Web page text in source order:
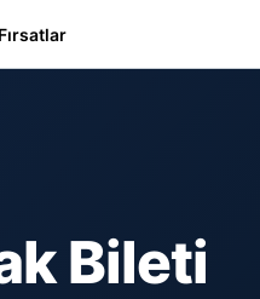
Fırsatlar
Bileti